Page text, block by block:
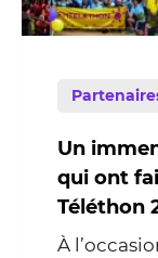
Un
qui ont
Téléthon
À